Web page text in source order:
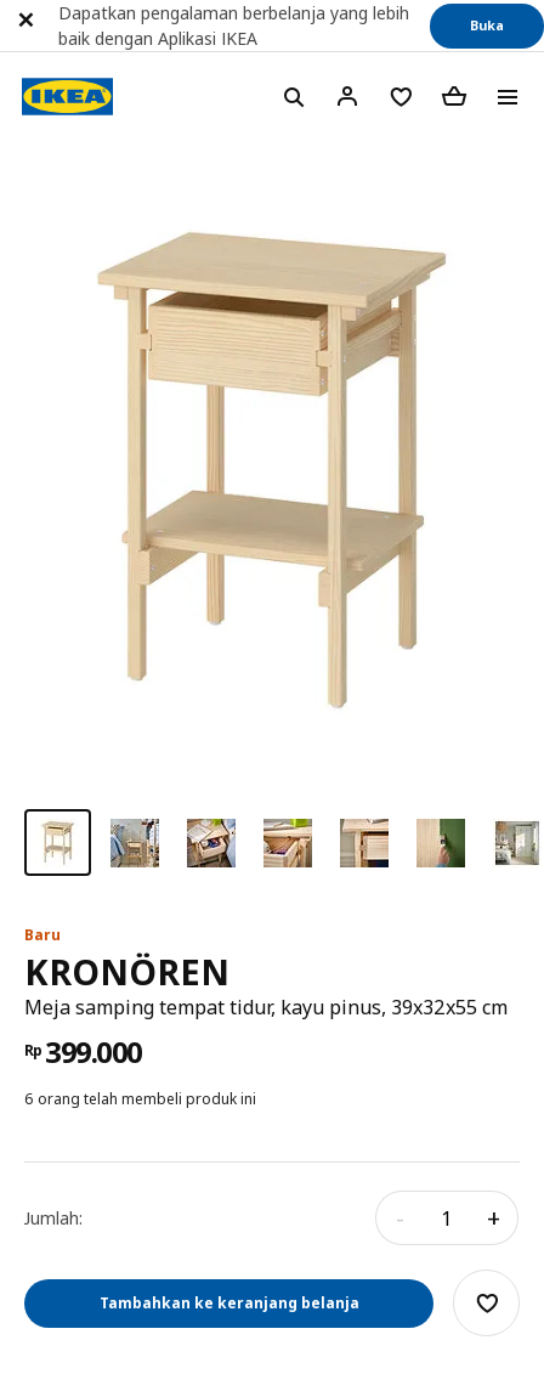
Baru
KRONÖREN
Meja samping tempat tidur, kayu pinus, 39x32x55 cm
Rp 399.000
6 orang telah membeli produk ini
Jumlah: - +
Tambahkan ke keranjang belanja
Dapatkan pengalaman berbelanja yang lebih
baik dengan Aplikasi IKEA
Buka